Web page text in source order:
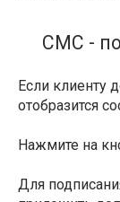
СМС -
Если клиенту
отобразится
Нажмите на
Для